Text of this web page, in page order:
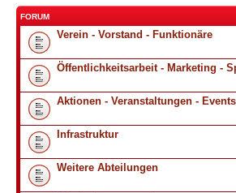
FORUM
Verein - Vorstand - Funktionäre
Öffentlichkeitsarbeit - Marketing -
Aktionen - Veranstaltungen - Events
Infrastruktur
Weitere Abteilungen